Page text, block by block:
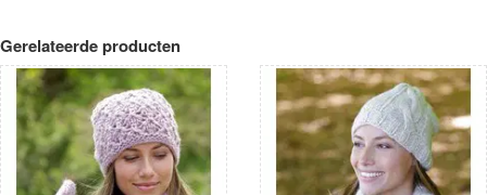
Gerelateerde producten